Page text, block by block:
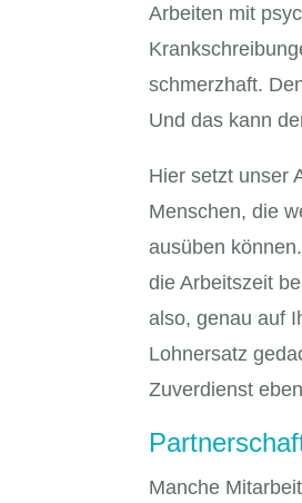
Arbeiten mit
schmerzhaft.
Und das kann
Hier setzt unser
Menschen, die
ausüben
die Arbeitszeit
also, genau auf
Lohnersatz
Zuverdienst
Manche